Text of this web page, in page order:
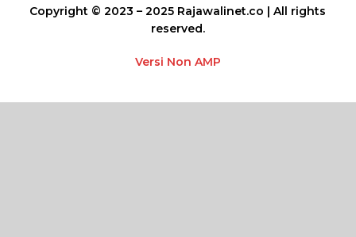
Copyright © 2023 – 2025 Rajawalinet.co | All rights
reserved.
Versi Non AMP